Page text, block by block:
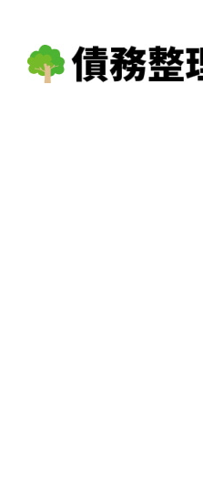
債務整理体験談